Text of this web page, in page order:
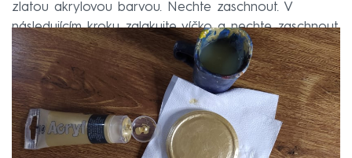
zlatou akrylovou barvou. Nechte zaschnout. V
následujícím kroku zalakujte víčko a nechte zaschnout.